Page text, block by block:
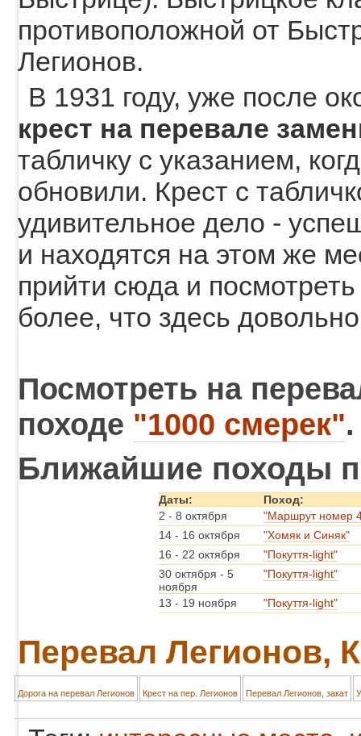
противоположной от
Легионов.
В 1931 году, уже после
крест на перевале
табличку с указанием,
обновили. Крест с
удивительное дело -
и находятся на этом же
прийти сюда и
более, что здесь
Посмотреть на
походе "1000 смерек"
Ближайшие походы
Даты:
Поход:
2 - 8 октября
"Маршрут номер
14 - 16 октября
"Хомяк и Синяк"
16 - 22 октября
"Покуття-light"
30 октября - 5
ноября
"Покуття-light"
13 - 19 ноября "Покуття-light"
Перевал Легионов,
Дорога на перевал Легионов Крест на пер. Легионов Перевал Легионов, закат